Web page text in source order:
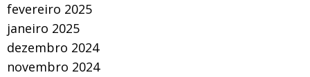
fevereiro 2025
janeiro 2025
dezembro 2024
novembro 2024